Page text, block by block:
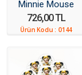
Minnie Mouse
Resim Kurabiye 6
726,00 TL
Ürün Kodu :0144